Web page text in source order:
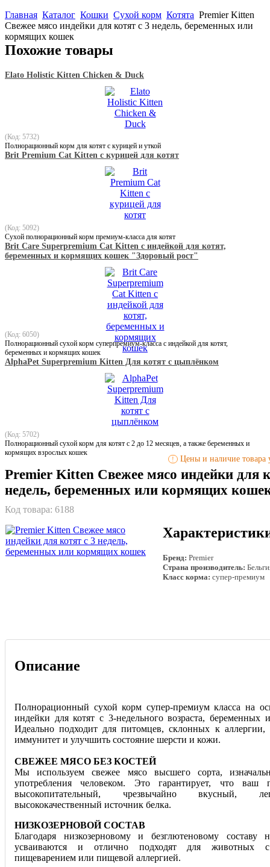
Главная Каталог Кошки Сухой корм Котята Premier Kitten
Свежее мясо индейки для котят с 3 недель, беременных или
кормящих кошек
Похожие товары
Elato Holistic Kitten Chicken & Duck
(Код: 5732)
Полнорационный корм для котят с курицей и уткой
Brit Premium Cat Kitten с курицей для котят
(Код: 5092)
Сухой полнорационный корм премиум-класса для котят
Brit Care Superpremium Cat Kitten с индейкой для котят,
беременных и кормящих кошек "Здоровый рост"
(Код: 6050)
Полнорационный сухой корм суперпремиум-класса с индейкой для котят,
беременных и кормящих кошек
AlphaPet Superpremium Kitten Для котят с цыплёнком
(Код: 5702)
Полнорационный сухой корм для котят с 2 до 12 месяцев, а также беременных и
кормящих взрослых кошек
! Цены и наличие товара
Premier Kitten Свежее мясо индейки для
недель, беременных или кормящих
Код товара: 6188
Бренд: Premier
Страна производитель:
Класс корма: супер-премиум
Описание
Полнорационный сухой корм супер-премиум класса на
индейки для котят с 3-недельного возраста,
Идеально подходит для питомцев, склонных к аллергии,
иммунитет и улучшить состояние шерсти и кожи.
СВЕЖЕЕ МЯСО БЕЗ КОСТЕЙ
Мы используем свежее мясо высшего сорта,
употребления человеком. Это гарантирует, что ваш
высокопитательный, чрезвычайно вкусный,
высококачественный источник белка.
НИЗКОЗЕРНОВОЙ СОСТАВ
Благодаря низкозерновому и безглютеновому составу
усваиваются и отлично подходят для животных с
пищеварением или пищевой аллергией.